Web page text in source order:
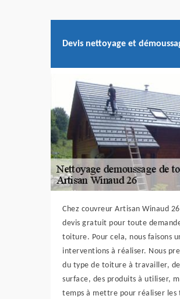
Devis nettoyage et
Chez couvreur Artisan Winaud
devis gratuit pour toute
toiture. Pour cela, nous faisons
interventions à réaliser. Nous
du type de toiture à travailler,
surface, des produits à utiliser,
temps à mettre pour réaliser les